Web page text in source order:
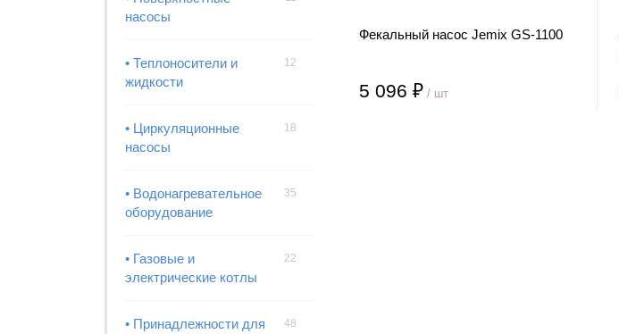
насосы
• Теплоносители и
жидкости
12
• Циркуляционные
насосы
18
• Водонагревательное
оборудование
35
• Газовые и
электрические котлы
22
• Принадлежности для
48
Фекальный насос Jemix GS-1100
5 096 ₽ / шт